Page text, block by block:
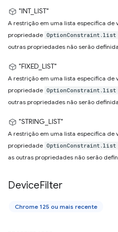
"INT_LIST"
A restrição em uma lista específica de
propriedade OptionConstraint.list
outras propriedades não serão
"FIXED_LIST"
A restrição em uma lista específica de
propriedade OptionConstraint.list
outras propriedades não serão
"STRING_LIST"
A restrição em uma lista específica de
propriedade OptionConstraint.list
as outras propriedades não serão
DeviceFilter
Chrome 125 ou mais recente